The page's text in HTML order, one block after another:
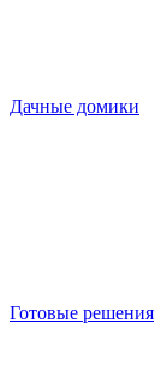
Дачные домики
Готовые решения